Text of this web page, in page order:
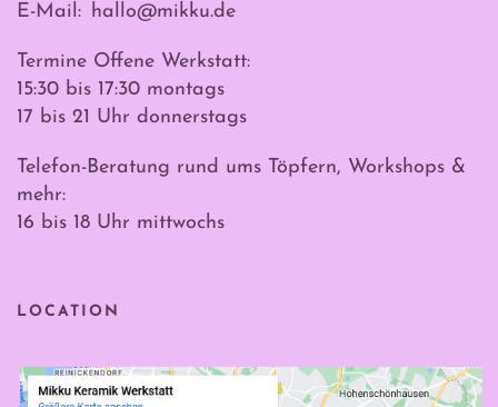
E-Mail: hallo@mikku.de
Termine Offene Werkstatt:
15:30 bis 17:30 montags
17 bis 21 Uhr donnerstags
Telefon-Beratung rund ums Töpfern, Workshops &
mehr:
16 bis 18 Uhr mittwochs
LOCATION